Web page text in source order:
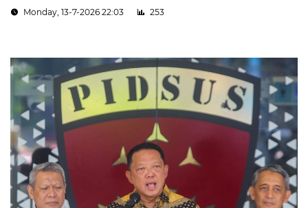
Monday, 13-7-2026 22:03 253